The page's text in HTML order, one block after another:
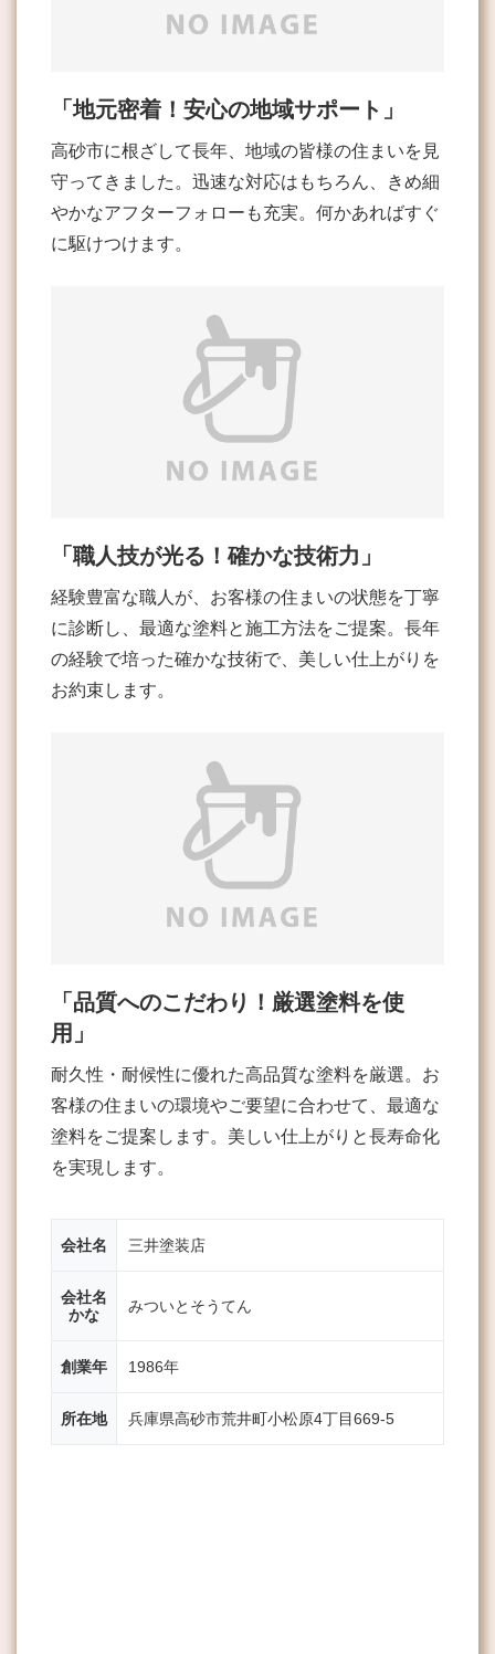
「地元密着！安心の地域サポート」
高砂市に根ざして長年、地域の皆様の住まいを見
守ってきました。迅速な対応はもちろん、きめ細
やかなアフターフォローも充実。何かあればすぐ
に駆けつけます。
「職人技が光る！確かな技術力」
経験豊富な職人が、お客様の住まいの状態を丁寧
に診断し、最適な塗料と施工方法をご提案。長年
の経験で培った確かな技術で、美しい仕上がりを
お約束します。
「品質へのこだわり！厳選塗料を使
用」
耐久性・耐候性に優れた高品質な塗料を厳選。お
客様の住まいの環境やご要望に合わせて、最適な
塗料をご提案します。美しい仕上がりと長寿命化
を実現します。
会社名 三井塗装店
会社名
かな
みついとそうてん
創業年 1986年
所在地 兵庫県高砂市荒井町小松原4丁目669-5